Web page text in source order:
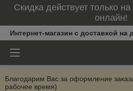
Скидка действует только
онлайн!
Интернет-магазин с доставкой на
Благодарим Вас за оформление
рабочее время)